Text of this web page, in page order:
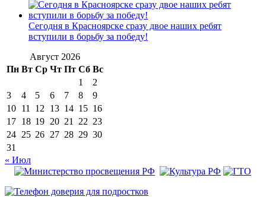
Сегодня в Красноярске сразу двое наших ребят
вступили в борьбу за победу!
Август 2026
Пн Вт Ср Чт Пт Сб Вс
1
2
3
4 5 6 7 8
9
10 11 12 13 14 15 16
17 18 19 20 21 22 23
24 25 26 27 28 29 30
31
« Июл